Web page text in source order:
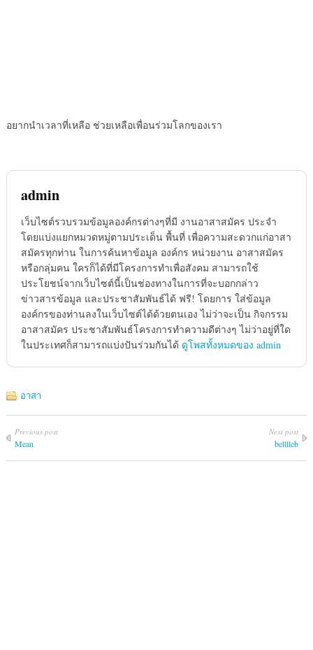
อยากนำเวลาที่เหลือ ช่วยเหลือเพื่อนร่วมโลกของเรา
admin
เว็บไซต์รวบรวมข้อมูลองค์กรต่างๆที่มี งานอาสาสมัคร ประจำ
โดยแบ่งแยกหมวดหมู่ตามประเด็น พื้นที่ เพื่อความสะดวกแก่อาสา
สมัครทุกท่าน ในการค้นหาข้อมูล องค์กร หน่วยงาน อาสาสมัคร
หรือกลุ่มคน ใครก็ได้ที่มีโครงการทำเพื่อสังคม สามารถใช้
ประโยชน์จากเว็บไซต์นี้เป็นช่องทางในการที่จะบอกกล่าว
ข่าวสารข้อมูล และประชาสัมพันธ์ได้ ฟรี! โดยการ ใส่ข้อมูล
องค์กรของท่านลงในเว็บไซต์ได้ด้วยตนเอง ไม่ว่าจะเป็น กิจกรรม
อาสาสมัคร ประชาสัมพันธ์โครงการทำความดีต่างๆ ไม่ว่าอยู่ที่ใด
ในประเทศก็สามารถแบ่งปันร่วมกันได้ ดูโพสทั้งหมดของ admin
อาสา
Previous post
Mean
Next post
belllleb